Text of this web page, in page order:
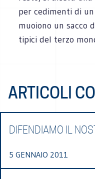
per cedimenti di
muoiono un sacco
tipici del terzo
ARTICOLI
DIFENDIAMO IL
5 GENNAIO 2011